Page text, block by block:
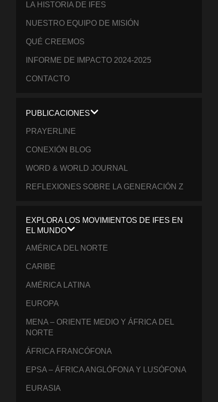
LA HISTORIA DE IFES
NUESTRO EQUIPO DE MISIÓN
QUÉ CREEMOS
INFORME DE IMPACTO 2024-2025
CONTACTO
PUBLICACIONES
PRAYERLINE
CONEXIÓN BLOG
WORD & WORLD JOURNAL
REFLEXIONES SOBRE LA GENERACIÓN Z
EXPLORA LOS MOVIMIENTOS DE IFES EN
EL MUNDO
AMÉRICA DEL NORTE
CARIBE
AMÉRICA LATINA
EUROPA
MENA – ORIENTE MEDIO Y ÁFRICA DEL
NORTE
ÁFRICA FRANCÓFONA
EPSA – ÁFRICA ANGLÓFONA Y LUSÓFONA
EURASIA